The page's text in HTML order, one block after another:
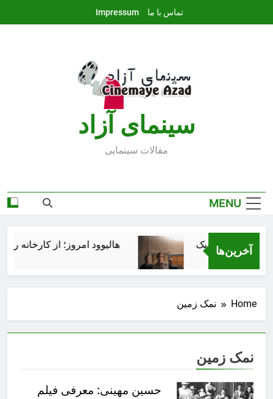
تماس با ما Impressum
سينماى آزاد
مقالات سينمايى
MENU
آخرین‌ها هالیوود امروز؛ از کارخانه
Home نمک زمین
نمک زمین
حسین مهینی: معرفی فیلم